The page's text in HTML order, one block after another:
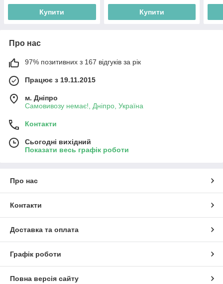
Купити Купити
Про нас
97% позитивних з 167 відгуків за рік
Працює з 19.11.2015
м. Дніпро
Самовивозу немає!, Дніпро, Україна
Контакти
Сьогодні вихідний
Показати весь графік роботи
Про нас
Контакти
Доставка та оплата
Графік роботи
Повна версія сайту